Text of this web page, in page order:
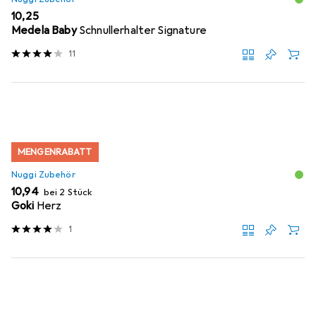
EUR
10,25
Medela Baby Schnullerhalter Signature
11
MENGENRABATT
Nuggi Zubehör
EUR
10,94 bei 2 Stück
Goki Herz
1